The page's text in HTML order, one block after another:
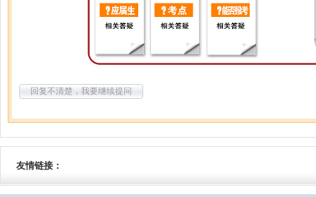
回复不清楚，我要继续提问
友情链接：